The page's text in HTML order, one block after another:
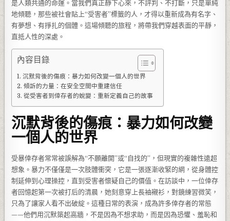
是人類共通的命運。當我們真正靜下心來，不評判、不打斷，只是單純
地傾聽，那些被社會貼上“受害者”標籤的人，才得以重新成為有名字、
有夢想、有掙扎的個體。這場傾聽的旅程，將帶我們穿越表面的平靜，
直抵人性的深處。
內容目錄
沉默背後的傷痕：暴力如何改變一個人的世界
傾訴的力量：在安全空間中重建信任
從受害者到倖存者的蛻變：重新定義自己的故事
沉默背後的傷痕：暴力如何改變
一個人的世界
受暴倖存者常常被誤解為“不願離開”或“自找的”，但現實的複雜性遠超
想象。暴力不僅僅是一次肢體衝突，它是一張逐漸收緊的網，從身體控
制延伸到心理操控，直到受害者懷疑自己的價值。在訪談中，一位倖存
者回憶起第一次被打后的清晨，她刻意穿上長袖襯衫，對鏡練習微笑，
只為了讓家人看不出破綻。這種日常的表演，成為許多倖存者的常態
——他們用沉默築起高牆，不是因為不想求助，而是因為恐懼、羞恥和